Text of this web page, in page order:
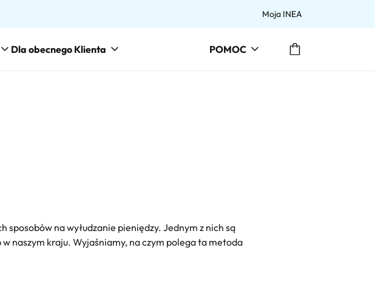
Moja INEA
Dla obecnego Klienta POMOC
na wyłudzanie pieniędzy. Jednym z nich są
naszym kraju. Wyjaśniamy, na czym polega ta metoda